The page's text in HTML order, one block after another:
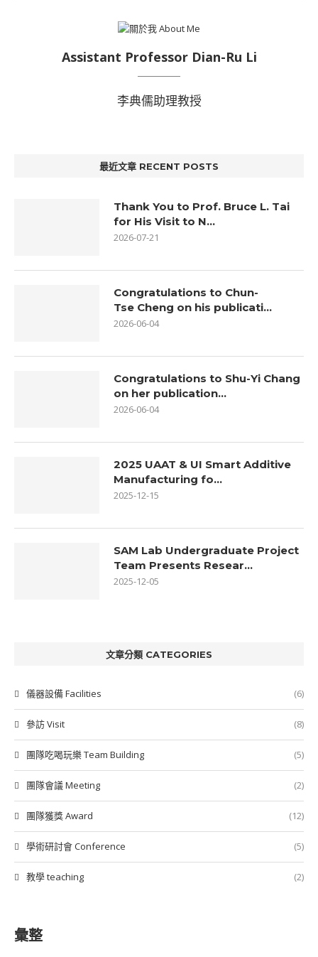
Assistant Professor Dian-Ru Li
李典儒助理教授
最近文章 RECENT POSTS
Thank You to Prof. Bruce L. Tai
for His Visit to N...
2026-07-21
Congratulations to Chun-
Tse Cheng on his publicati...
2026-06-04
Congratulations to Shu-Yi Chang
on her publication...
2026-06-04
2025 UAAT & UI Smart Additive
Manufacturing fo...
2025-12-15
SAM Lab Undergraduate Project
Team Presents Resear...
2025-12-05
文章分類 CATEGORIES
儀器設備 Facilities (6)
參訪 Visit (8)
團隊吃喝玩樂 Team Building (5)
團隊會議 Meeting (2)
團隊獲獎 Award (12)
學術研討會 Conference (5)
教學 teaching (2)
彙整